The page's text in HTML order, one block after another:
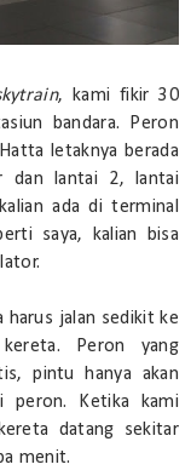
, kami fikir 30
bandara. Peron
letaknya berada
dan lantai 2, lantai
ada di terminal
saya, kalian bisa
harus jalan sedikit ke
Peron yang
pintu hanya akan
peron. Ketika kami
datang sekitar
menit.